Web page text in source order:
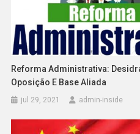
Reforma Administrativa:
Oposição E Base Aliada
jul 29, 2021 admin-inside